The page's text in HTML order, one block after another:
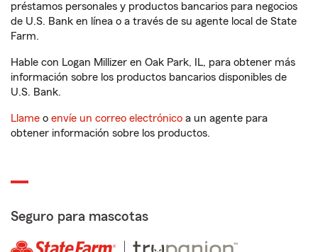
préstamos personales y productos bancarios para negocios
de U.S. Bank en línea o a través de su agente local de State
Farm.
Hable con Logan Millizer en Oak Park, IL, para obtener más
información sobre los productos bancarios disponibles de
U.S. Bank.
Llame o envíe un correo electrónico a un agente para
obtener información sobre los productos.
Seguro para mascotas